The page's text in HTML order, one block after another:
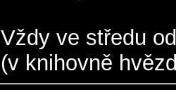
Vždy ve středu
(v knihovně